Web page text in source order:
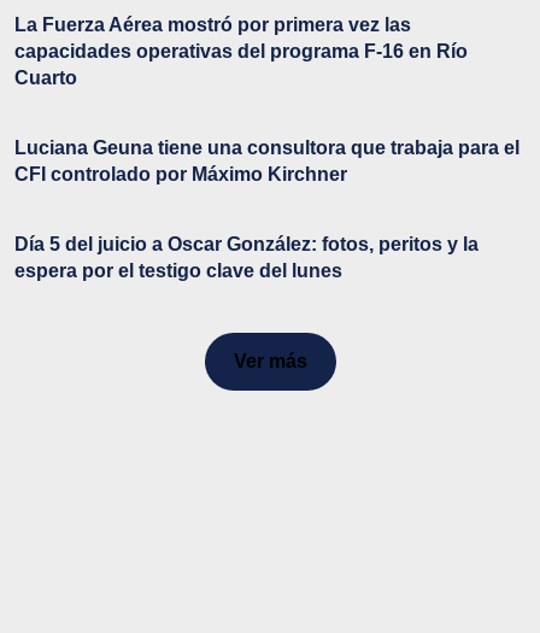
La Fuerza Aérea mostró por primera vez las
capacidades operativas del programa F-16 en Río
Cuarto
Luciana Geuna tiene una consultora que trabaja para el
CFI controlado por Máximo Kirchner
Día 5 del juicio a Oscar González: fotos, peritos y la
espera por el testigo clave del lunes
Ver más